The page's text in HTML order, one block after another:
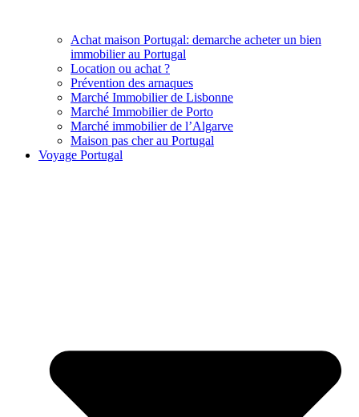
Achat maison Portugal: demarche acheter un bien
immobilier au Portugal
Location ou achat ?
Prévention des arnaques
Marché Immobilier de Lisbonne
Marché Immobilier de Porto
Marché immobilier de l’Algarve
Maison pas cher au Portugal
Voyage Portugal